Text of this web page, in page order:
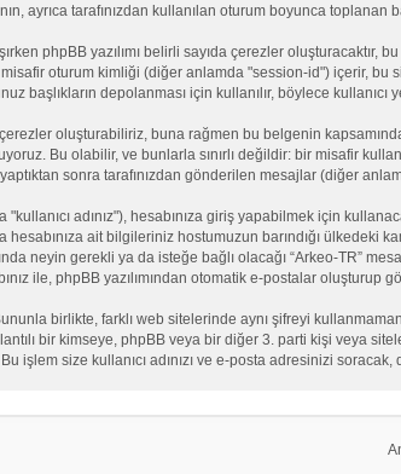
ayrıca tarafınızdan kullanılan oturum boyunca
phpBB yazılımı belirli sayıda çerezler oluşturacaktır,
oturum kimliği (diğer anlamda "session-id") içerir, bu
depolanması için kullanılır, böylece kullanıcı
oluşturabiliriz, buna rağmen bu belgenin
Bu olabilir, ve bunlarla sınırlı değildir: bir misafir
sonra tarafınızdan gönderilen mesajlar (diğer
"kullanıcı adınız"), hesabınıza giriş yapabilmek için
ait bilgileriniz hostumuzun barındığı ülkedeki
neyin gerekli ya da isteğe bağlı olacağı “Arkeo-TR”
ile, phpBB yazılımından otomatik e-postalar oluşturup
birlikte, farklı web sitelerinde aynı şifreyi
bir kimseye, phpBB veya bir diğer 3. parti kişi veya
işlem size kullanıcı adınızı ve e-posta adresinizi